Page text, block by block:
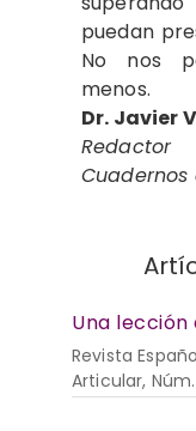
puedan
No nos
menos.
Dr. Javier
Una lección
Revista
Articular,